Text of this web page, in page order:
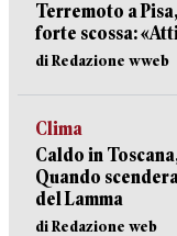
Terremoto a
forte scossa:
di Redazione wweb
Clima
Caldo in
Quando
del Lamma
di Redazione web